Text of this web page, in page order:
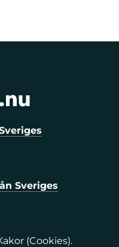
Sveriges
(Cookies).